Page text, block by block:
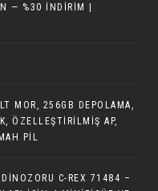
— %30 İNDIRIM |
MOR, 256GB DEPOLAMA,
ÖZELLEŞTIRILMIŞ AP,
PIL
DINOZORU C-REX 71484 –